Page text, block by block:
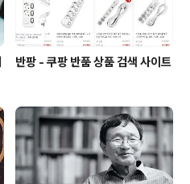
반팡 - 쿠팡 반품 상품 검색 사이트